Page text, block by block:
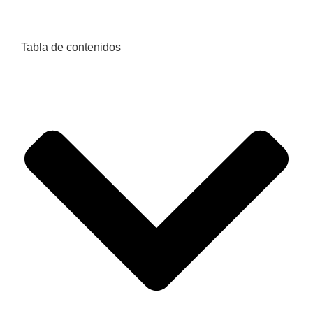
Tabla de contenidos